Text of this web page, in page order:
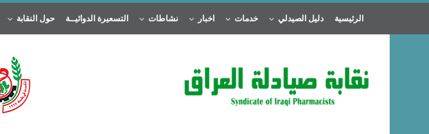
الرئيسية دليل الصيدلي خدمات اخبار نشاطات التسعيرة الدوائيــة حول النقابة